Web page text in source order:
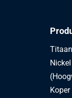
Titaan
Koper